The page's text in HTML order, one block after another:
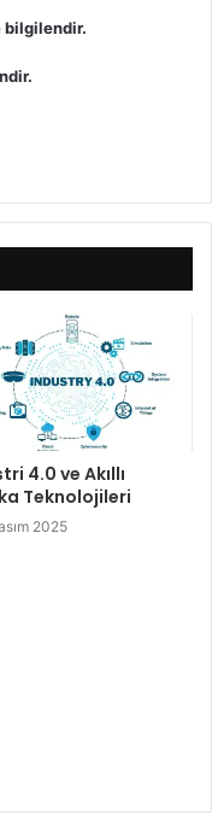
bilgilendir.
4.0 ve Akıllı
Teknolojileri
2025